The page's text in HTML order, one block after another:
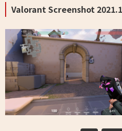
Valorant Screenshot